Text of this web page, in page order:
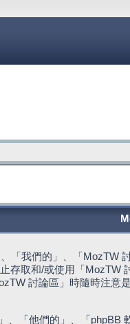
「我們的」、「MozTW
存取和/或使用「
討論區」時隨時注
、「他們的」、「phpBB